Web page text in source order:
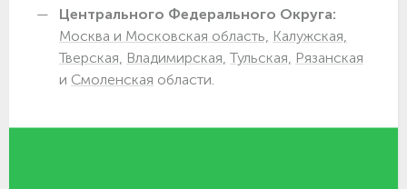
Центрального Федерального Округа:
Москва и Московская область, Калужская,
Тверская, Владимирская, Тульская, Рязанская
и Смоленская области.